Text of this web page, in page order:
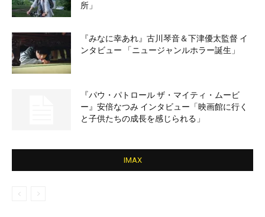
所」
『みなに幸あれ』古川琴音＆下津優太監督 イ
ンタビュー 「ニュージャンルホラー誕生」
『パウ・パトロール ザ・マイティ・ムービ
ー』安倍なつみ インタビュー「映画館に行く
と子供たちの成長を感じられる」
IMAX